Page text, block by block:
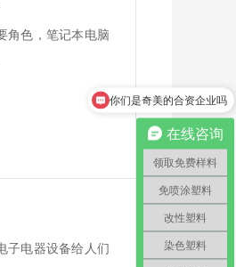
角色，笔记本电脑
子电器设备给人们
在线咨询
领取免费样料
免喷涂塑料
改性塑料
染色塑料
怎么领取免费样料？
你们是奇美的合资企业吗